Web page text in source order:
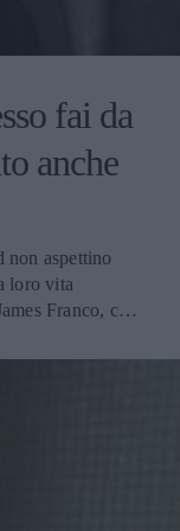
fai da
anche
non aspettino
loro vita
Franco, che
Jake
Persia" abbia